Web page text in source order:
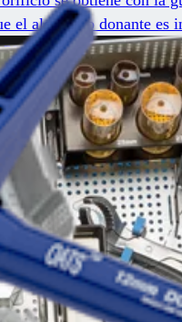
el aloinjerto donante
al ras que